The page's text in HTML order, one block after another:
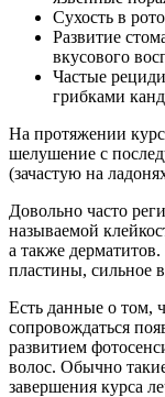
Сухость в
Развитие
вкусового
Частые
грибками
На протяжении
шелушение с
(зачастую на
Довольно часто
называемой
а также
пластины, сильное
Есть данные о том,
сопровождаться
развитием
волос. Обычно
завершения курса